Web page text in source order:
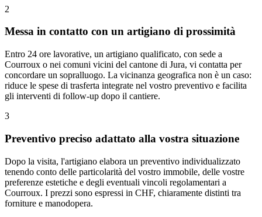
2
Messa in contatto con un artigiano di prossimità
Entro 24 ore lavorative, un artigiano qualificato, con sede a
Courroux o nei comuni vicini del cantone di Jura, vi contatta per
concordare un sopralluogo. La vicinanza geografica non è un caso:
riduce le spese di trasferta integrate nel vostro preventivo e facilita
gli interventi di follow-up dopo il cantiere.
3
Preventivo preciso adattato alla vostra situazione
Dopo la visita, l'artigiano elabora un preventivo individualizzato
tenendo conto delle particolarità del vostro immobile, delle vostre
preferenze estetiche e degli eventuali vincoli regolamentari a
Courroux. I prezzi sono espressi in CHF, chiaramente distinti tra
forniture e manodopera.